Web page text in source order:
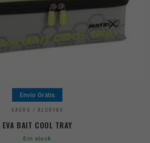
Envio Grátis
SACOS / ALCOFAS
EVA BAIT COOL TRAY
Em stock